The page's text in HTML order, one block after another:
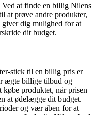
Ved at finde en billig Nilens
at prøve andre produkter,
giver dig mulighed for at
dit budget.
stick til en billig pris er
ægte billige tilbud og
produktet, når prisen
at ødelægge dit budget.
og vær åben for at